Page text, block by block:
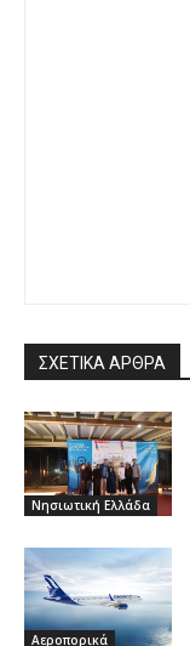
ΣΧΕΤΙΚΑ ΑΡΘΡΑ
Νησιωτική Ελλάδα
Αεροπορικά